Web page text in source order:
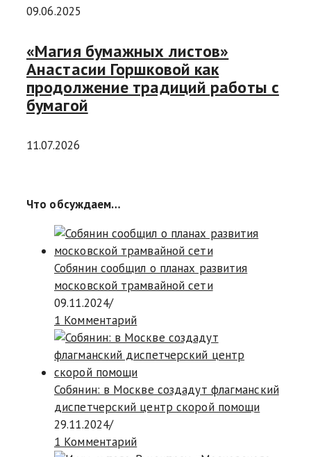
09.06.2025
«Магия бумажных листов»
Анастасии Горшковой как
продолжение традиций работы с
бумагой
11.07.2026
Что обсуждаем…
Собянин сообщил о планах развития
московской трамвайной сети
09.11.2024/
1 Комментарий
Собянин: в Москве создадут флагманский
диспетчерский центр скорой помощи
29.11.2024/
1 Комментарий